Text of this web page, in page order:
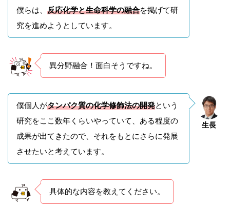
僕らは、 反応化学と生命科学の融合を掲げて研
究を進めようとしています。
異分野融合！面白そうですね。
生長
僕個人がタンパク質の化学修飾法の開発という
研究をここ数年くらいやっていて、ある程度の
成果が出てきたので、それをもとにさらに発展
させたいと考えています。
具体的な内容を教えてください。